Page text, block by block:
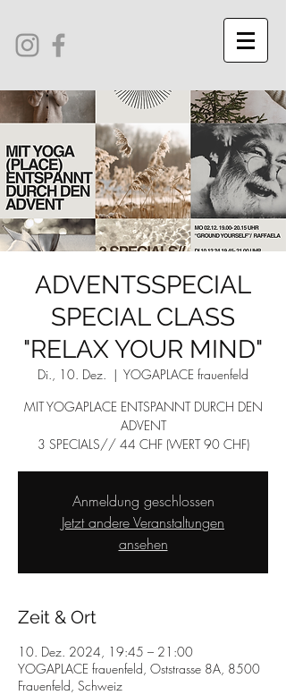
ADVENTSSPECIAL
SPECIAL CLASS
"RELAX YOUR MIND"
Di., 10. Dez.
  |
YOGAPLACE frauenfeld
MIT YOGAPLACE ENTSPANNT DURCH DEN
ADVENT
3 SPECIALS// 44 CHF (WERT 90 CHF)
Anmeldung geschlossen
Jetzt andere Veranstaltungen
ansehen
Zeit & Ort
10. Dez. 2024, 19:45 – 21:00
YOGAPLACE frauenfeld, Oststrasse 8A, 8500
Frauenfeld, Schweiz